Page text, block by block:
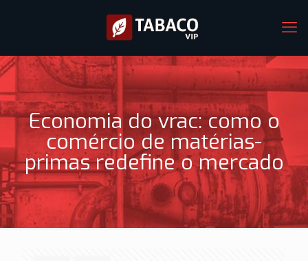
Economia do vrac: como o
comércio de matérias-
primas redefine o mercado